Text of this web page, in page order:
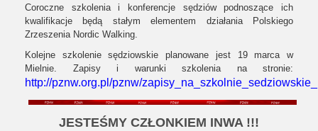
Coroczne szkolenia i konferencje sędziów podnoszące ich
kwalifikacje będą stałym elementem działania Polskiego
Zrzeszenia Nordic Walking.
Kolejne szkolenie sędziowskie planowane jest 19 marca w
Mielnie. Zapisy i warunki szkolenia na stronie:
http://pznw.org.pl/pznw/
JESTEŚMY CZŁONKIEM INWA !!!